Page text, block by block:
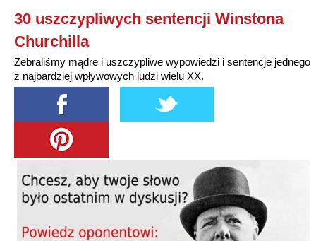
30 uszczypliwych sentencji Winstona
Churchilla
Zebraliśmy mądre i uszczypliwe wypowiedzi i sentencje jednego
z najbardziej wpływowych ludzi wielu XX.